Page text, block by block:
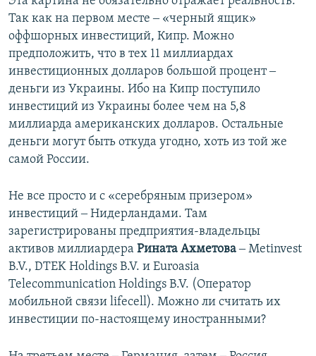
Так как на первом месте ‒ «черный ящик»
оффшорных инвестиций, Кипр. Можно
предположить, что в тех 11 миллиардах
инвестиционных долларов большой процент ‒
деньги из Украины. Ибо на Кипр поступило
инвестиций из Украины более чем на 5,8
миллиарда американских долларов. Остальные
деньги могут быть откуда угодно, хоть из той же
самой России.
Не все просто и с «серебряным призером»
инвестиций ‒ Нидерландами. Там
зарегистрированы предприятия-владельцы
активов миллиардера Рината Ахметова‒ Metinvest
B.V., DTEK Holdings B.V. и Euroasia
Telecommunication Holdings B.V. (Оператор
мобильной связи lifecell). Можно ли считать их
инвестиции по-настоящему иностранными?